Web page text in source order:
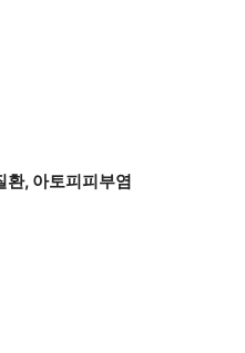
환, 아토피피부염